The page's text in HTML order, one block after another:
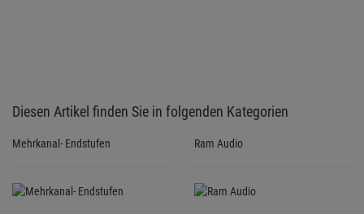
Diesen Artikel finden Sie in folgenden Kategorien
Mehrkanal- Endstufen Ram Audio